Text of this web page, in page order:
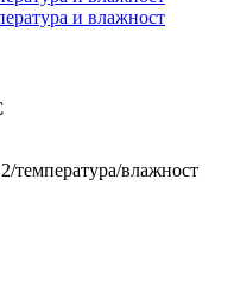
температура/влажност